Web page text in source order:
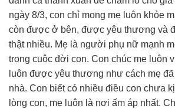
ngày 8/3, con chỉ mong mẹ luôn khỏe
còn được ở bên, được yêu thương và
thật nhiều. Mẹ là người phụ nữ mạnh
trong cuộc đời con. Con chúc mẹ luôn
luôn được yêu thương như cách mẹ
nhà. Con biết có nhiều điều con chưa
lòng con, mẹ luôn là nơi ấm áp nhất.